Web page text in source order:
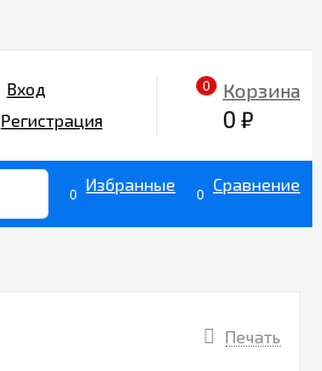
Вход
Регистрация
0 Корзина
0 ₽
0 Избранные 0 Сравнение
Печать